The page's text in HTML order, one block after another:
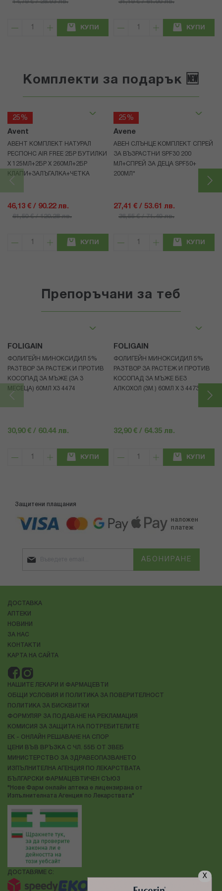
X
14,79 € / 28.93 лв.
КУПИ
31,19 € / 61.00 лв.
КУПИ
Комплекти за подарък 🆕
25%
Avent
АВЕНТ КОМПЛЕКТ НАТУРАЛ
РЕСПОНС AIR FREE 2БР БУТИЛКИ
Х 125МЛ+2БР Х 260МЛ+2БР
КЛАПИ+ЗАЛЪГАЛКА+ЧЕТКА
46,13 € / 90.22 лв.
61,50 € / 120.28 лв.
КУПИ
25%
Avene
АВЕН СЛЪНЦЕ КОМПЛЕКТ СПРЕЙ
ЗА ВЪЗРАСТНИ SPF30 200
МЛ+СПРЕЙ ЗА ДЕЦА SPF50+
200МЛ*
27,41 € / 53.61 лв.
36,55 € / 71.49 лв.
КУПИ
Препоръчани за теб
FOLIGAIN
ФОЛИГЕЙН МИНОКСИДИЛ 5%
РАЗТВОР ЗА РАСТЕЖ И ПРОТИВ
КОСОПАД ЗА МЪЖЕ (ЗА 3
МЕСЕЦА) 60МЛ X3 4474
30,90 € / 60.44 лв.
КУПИ
FOLIGAIN
ФОЛИГЕЙН МИНОКСИДИЛ 5%
РАЗТВОР ЗА РАСТЕЖ И ПРОТИВ
КОСОПАД ЗА МЪЖЕ БЕЗ
АЛКОХОЛ (3М.) 60МЛ X 3 4473
32,90 € / 64.35 лв.
КУПИ
Защитени плащания
АБОНИРАНЕ
ДОСТАВКА
АПТЕКИ
НОВИНИ
ЗА НАС
КОНТАКТИ
КАРТА НА САЙТА
НАШИТЕ ЛЕКАРИ И ФАРМАЦЕВТИ
ОБЩИ УСЛОВИЯ И ПОЛИТИКА ЗА ПОВЕРИТЕЛНОСТ
ПОЛИТИКА ЗА БИСКВИТКИ
ФОРМУЛЯР ЗА ПОДАВАНЕ НА РЕКЛАМАЦИЯ
КОМИСИЯ ЗА ЗАЩИТА НА ПОТРЕБИТЕЛИТЕ
ЕК - ОНЛАЙН РЕШАВАНЕ НА СПОР
ЦЕНИ ВЪВ ВРЪЗКА С ЧЛ. 55Б ОТ ЗВЕБ
МИНИСТЕРСТВО ЗА ЗДРАВЕОПАЗВАНЕТО
ИЗПЪЛНИТЕЛНА АГЕНЦИЯ ПО ЛЕКАРСТВАТА
БЪЛГАРСКИ ФАРМАЦЕВТИЧЕН СЪЮЗ
"Нове Фарм онлайн аптека е лицензирана от
Изпълнителната Агенция по Лекарствата"
ДОСТАВЯМЕ С: